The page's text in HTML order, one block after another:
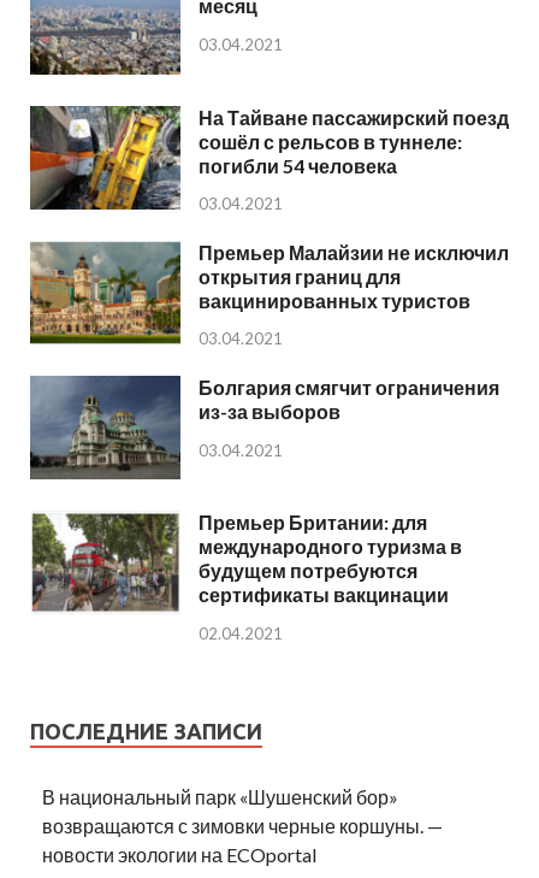
месяц
03.04.2021
На Тайване пассажирский поезд
сошёл с рельсов в туннеле:
погибли 54 человека
03.04.2021
Премьер Малайзии не исключил
открытия границ для
вакцинированных туристов
03.04.2021
Болгария смягчит ограничения
из-за выборов
03.04.2021
Премьер Британии: для
международного туризма в
будущем потребуются
сертификаты вакцинации
02.04.2021
ПОСЛЕДНИЕ ЗАПИСИ
В национальный парк «Шушенский бор»
возвращаются с зимовки черные коршуны. —
новости экологии на ECOportal